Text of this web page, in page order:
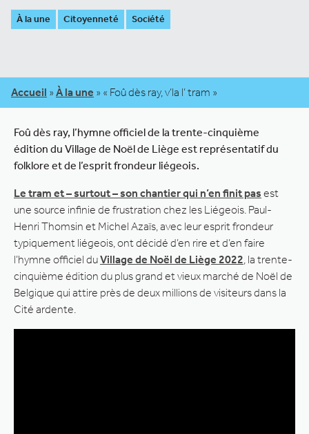
À la une Citoyenneté Société
Accueil » À la une » « Foû dès ray, v’la l’ tram »
Foû dès ray, l’hymne officiel de la trente-cinquième
édition du Village de Noël de Liège est représentatif du
folklore et de l’esprit frondeur liégeois.
Le tram et – surtout – son chantier qui n’en finit pas est
une source infinie de frustration chez les Liégeois. Paul-
Henri Thomsin et Michel Azaïs, avec leur esprit frondeur
typiquement liégeois, ont décidé d’en rire et d’en faire
l’hymne officiel duVillage de Noël de Liège 2022 , la trente-
cinquième édition du plus grand et vieux marché de Noël de
Belgique qui attire près de deux millions de visiteurs dans la
Cité ardente.